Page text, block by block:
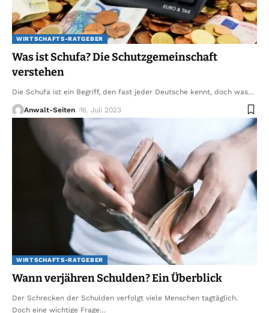
WIRTSCHAFTS-RATGEBER
Was ist Schufa? Die Schutzgemeinschaft
verstehen
Die Schufa ist ein Begriff, den fast jeder Deutsche kennt, doch was…
Anwalt-Seiten 16. Juli 2023
WIRTSCHAFTS-RATGEBER
Wann verjähren Schulden? Ein Überblick
Der Schrecken der Schulden verfolgt viele Menschen tagtäglich.
Doch eine wichtige Frage…